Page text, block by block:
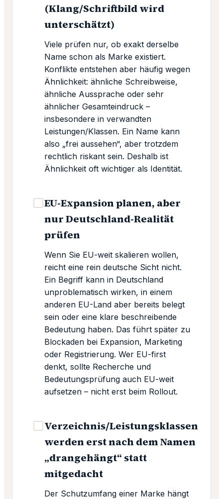
(Klang/Schriftbild wird
unterschätzt)
Viele prüfen nur, ob exakt derselbe
Name schon als Marke existiert.
Konflikte entstehen aber häufig wegen
Ähnlichkeit: ähnliche Schreibweise,
ähnliche Aussprache oder sehr
ähnlicher Gesamteindruck –
insbesondere in verwandten
Leistungen/Klassen. Ein Name kann
also „frei aussehen“, aber trotzdem
rechtlich riskant sein. Deshalb ist
Ähnlichkeit oft wichtiger als Identität.
EU-Expansion planen, aber
nur Deutschland-Realität
prüfen
Wenn Sie EU-weit skalieren wollen,
reicht eine rein deutsche Sicht nicht.
Ein Begriff kann in Deutschland
unproblematisch wirken, in einem
anderen EU-Land aber bereits belegt
sein oder eine klare beschreibende
Bedeutung haben. Das führt später zu
Blockaden bei Expansion, Marketing
oder Registrierung. Wer EU-first
denkt, sollte Recherche und
Bedeutungsprüfung auch EU-weit
aufsetzen – nicht erst beim Rollout.
Verzeichnis/Leistungsklassen
werden erst nach dem Namen
„drangehängt“ statt
mitgedacht
Der Schutzumfang einer Marke hängt